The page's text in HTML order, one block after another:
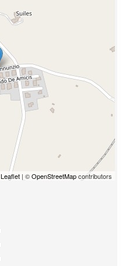
Leaflet| ©OpenStreetMapcontributors